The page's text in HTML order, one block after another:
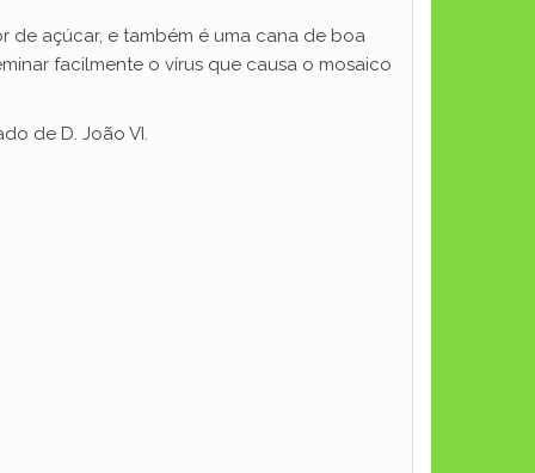
de açúcar, e também é uma cana de boa
facilmente o vírus que causa o mosaico
de D. João VI.